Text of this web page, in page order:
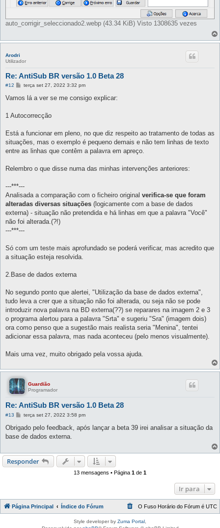
auto_corrigir_seleccionado2.webp (43.34 KiB) Visto 1308635 vezes
Arodri
Utilizador
Re: AntiSub BR versão 1.0 Beta 28
#12
M
n
g
terça set 27, 2022 3:32 pm
Vamos lá a ver se me consigo explicar:
1 Autocorrecção
Está a funcionar em pleno, no que diz respeito ao tratamento de todas as
situações, mas o exemplo é pequeno demais e não tem linhas de texto
entre as linhas que contêm a palavra em apreço.
Relembro o que disse numa das minhas intervenções anteriores:
---***---
Analisada a comparação com o ficheiro original verifica-se que foram
alteradas diversas situações (logicamente com a base de dados
externa) - situação não pretendida e há linhas em que a palavra "Você"
não foi alterada.(?!)
---***---
Só com um teste mais aprofundado se poderá verificar, mas acredito que
a situação esteja resolvida.
2.Base de dados externa
No segundo ponto que alertei, "Utilização da base de dados externa",
tudo leva a crer que a situação não foi alterada, ou seja não se pode
introduzir nova palavra na BD externa(??) se reparares na imagem 2 e 3
o programa alertou para a palavra "Srta" e sugeriu "Sra" (imagem dois)
ora como penso que a sugestão mais realista seria "Menina", tentei
adicionar essa palavra, mas nada aconteceu (pelo menos visualmente).
Mais uma vez, muito obrigado pela vossa ajuda.
Guardião
Programador
Re: AntiSub BR versão 1.0 Beta 28
#13
M
n
a
m
terça set 27, 2022 3:58 pm
Obrigado pelo feedback, após lançar a beta 39 irei analisar a situação da
base de dados externa.
Responder
13 mensagens • Página 1 de 1
Ir para
Página Principal Índice do Fórum O Fuso Horário do Fórum é UTC
Style developer by Zuma Portal